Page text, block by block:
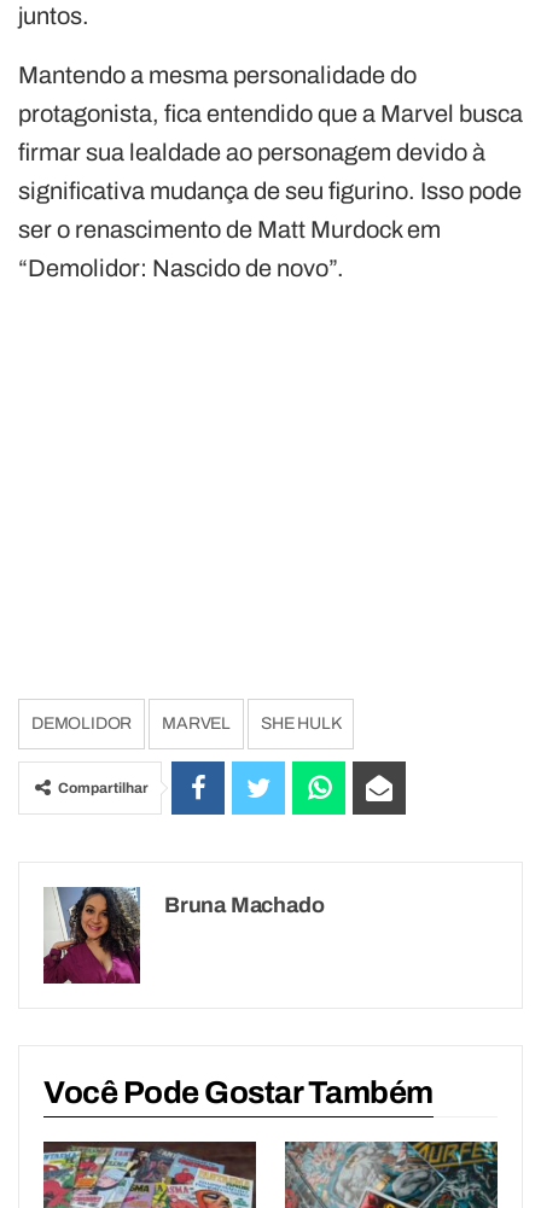
juntos.
Mantendo a mesma personalidade do
protagonista, fica entendido que a Marvel busca
firmar sua lealdade ao personagem devido à
significativa mudança de seu figurino. Isso pode
ser o renascimento de Matt Murdock em
“Demolidor: Nascido de novo”.
DEMOLIDOR MARVEL SHE HULK
Compartilhar
Bruna Machado
Você Pode Gostar Também